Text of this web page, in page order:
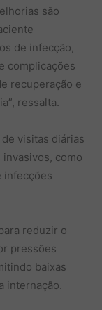
são
de infecção,
complicações
recuperação e
ressalta.
visitas diárias
como
infecções
reduzir o
pressões
baixas
internação.